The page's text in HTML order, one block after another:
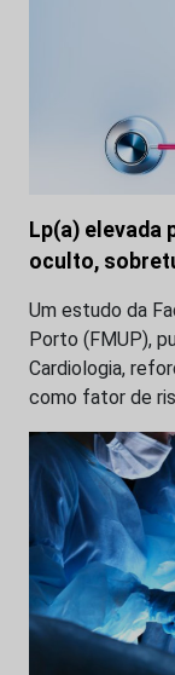
Lp(a) elevada
oculto,
Um estudo da
Porto (FMUP),
Cardiologia,
como fator de